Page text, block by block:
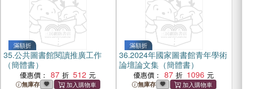
滿額折
35.公共圖書館閱讀推廣工作
（簡體書）
優惠價： 87 512
無庫存
滿額折
36.2024年國家圖書館青年學術
論壇論文集（簡體書）
優惠價： 87 1096
無庫存